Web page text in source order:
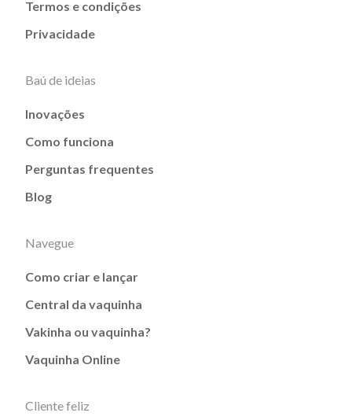
Termos e condições
Privacidade
Baú de ideias
Inovações
Como funciona
Perguntas frequentes
Blog
Navegue
Como criar e lançar
Central da vaquinha
Vakinha ou vaquinha?
Vaquinha Online
Cliente feliz